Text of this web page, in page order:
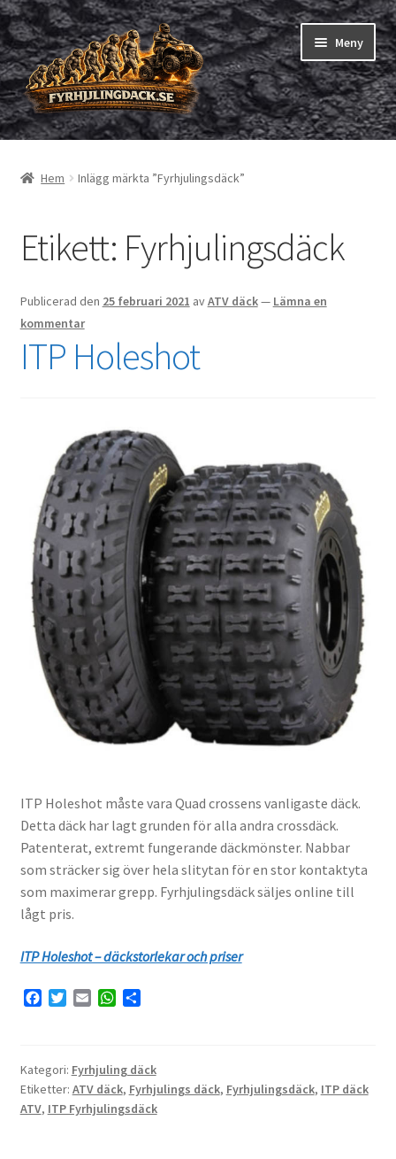
Hoppa
till
navigering
Hoppa
till
innehåll
Meny
Shop
Fyrhjuling däck
Trädgårdsmaskiner/små däck
Beställning
Om oss
Hem Inlägg märkta ”Fyrhjulingsdäck”
Etikett: Fyrhjulingsdäck
Publicerad den 25 februari 2021 avATV däck— Lämna en
kommentar
ITP Holeshot
ITP Holeshot måste vara Quad crossens vanligaste däck.
Detta däck har lagt grunden för alla andra crossdäck.
Patenterat, extremt fungerande däckmönster. Nabbar
som sträcker sig över hela slitytan för en stor kontaktyta
som maximerar grepp. Fyrhjulingsdäck säljes online till
lågt pris.
ITP Holeshot – däckstorlekar och priser
b
o
o
t
e
r
l
W
s
A
p
Kategori: Fyrhjuling däck
Etiketter: ATV däck, Fyrhjulings däck, Fyrhjulingsdäck, ITP däck
ATV, ITP Fyrhjulingsdäck